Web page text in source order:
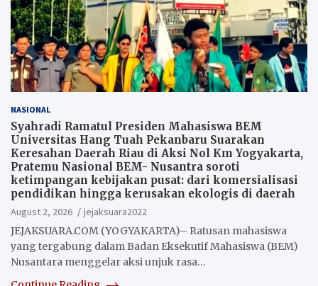
NASIONAL
Syahradi Ramatul Presiden Mahasiswa BEM
Universitas Hang Tuah Pekanbaru Suarakan
Keresahan Daerah Riau di Aksi Nol Km Yogyakarta,
Pratemu Nasional BEM- Nusantra soroti
ketimpangan kebijakan pusat: dari komersialisasi
pendidikan hingga kerusakan ekologis di daerah
August 2, 2026
jejaksuara2022
JEJAKSUARA.COM (YOGYAKARTA)– Ratusan mahasiswa
yang tergabung dalam Badan Eksekutif Mahasiswa (BEM)
Nusantara menggelar aksi unjuk rasa…